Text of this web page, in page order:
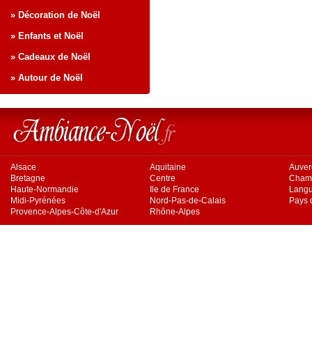
» Décoration de Noël
» Enfants et Noël
» Cadeaux de Noël
» Autour de Noël
Alsace Aquitaine
Bretagne
Centre
Haute-Normandie
Ile de France
Midi-Pyrénées
Nord-Pas-de-Calais
Pays
Provence-Alpes-Côte-d'Azur
Rhône-Alpes